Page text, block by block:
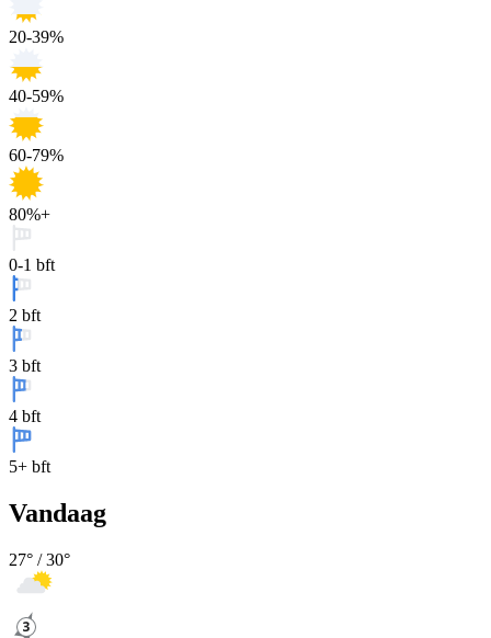
20-39%
40-59%
60-79%
80%+
0-1 bft
2 bft
3 bft
4 bft
5+ bft
Vandaag
27° /30°